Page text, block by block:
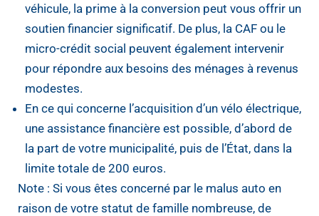
véhicule, la prime à la conversion peut vous offrir un
soutien financier significatif. De plus, la CAF ou le
micro-crédit social peuvent également intervenir
pour répondre aux besoins des ménages à revenus
modestes.
En ce qui concerne l’acquisition d’un vélo électrique,
une assistance financière est possible, d’abord de
la part de votre municipalité, puis de l’État, dans la
limite totale de 200 euros.
Note : Si vous êtes concerné par le malus auto en
raison de votre statut de famille nombreuse, de